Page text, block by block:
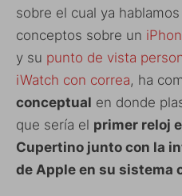
sobre el cual ya
conceptos sobre un
y su punto de vista
iWatch con correa, ha
conceptual en donde
que sería el primer reloj
Cupertino junto con la
de Apple en su sistema